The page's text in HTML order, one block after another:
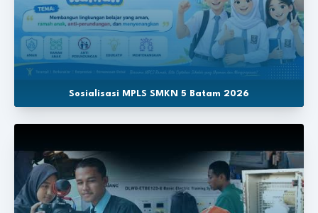
Sosialisasi MPLS SMKN 5 Batam 2026